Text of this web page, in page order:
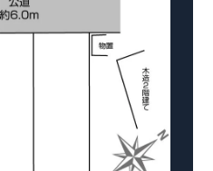
な和室
収納に便利な【
■『長期優良住宅』取得!
つの技術基準をクリアしてい
資産税などの税制優遇を受けら
優良住宅が有利に働きます。
・『設計』住
国が認めた第三者機関が評価し
サイトはこちら
bukken/83876008/